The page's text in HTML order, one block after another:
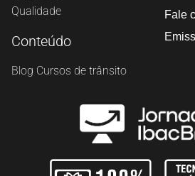
Qualidade
Conteúdo
Blog Cursos de trânsito
Fale